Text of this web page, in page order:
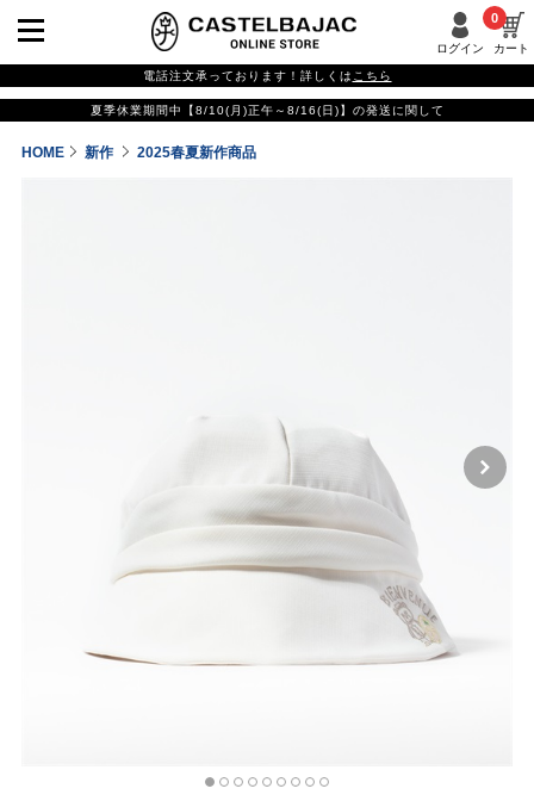
ログイン カート
0
電話注文承っております！詳しくは こちら
夏季休業期間中【8/10(月)正午～8/16(日)】の発送に関して
HOME 新作 2025春夏新作商品